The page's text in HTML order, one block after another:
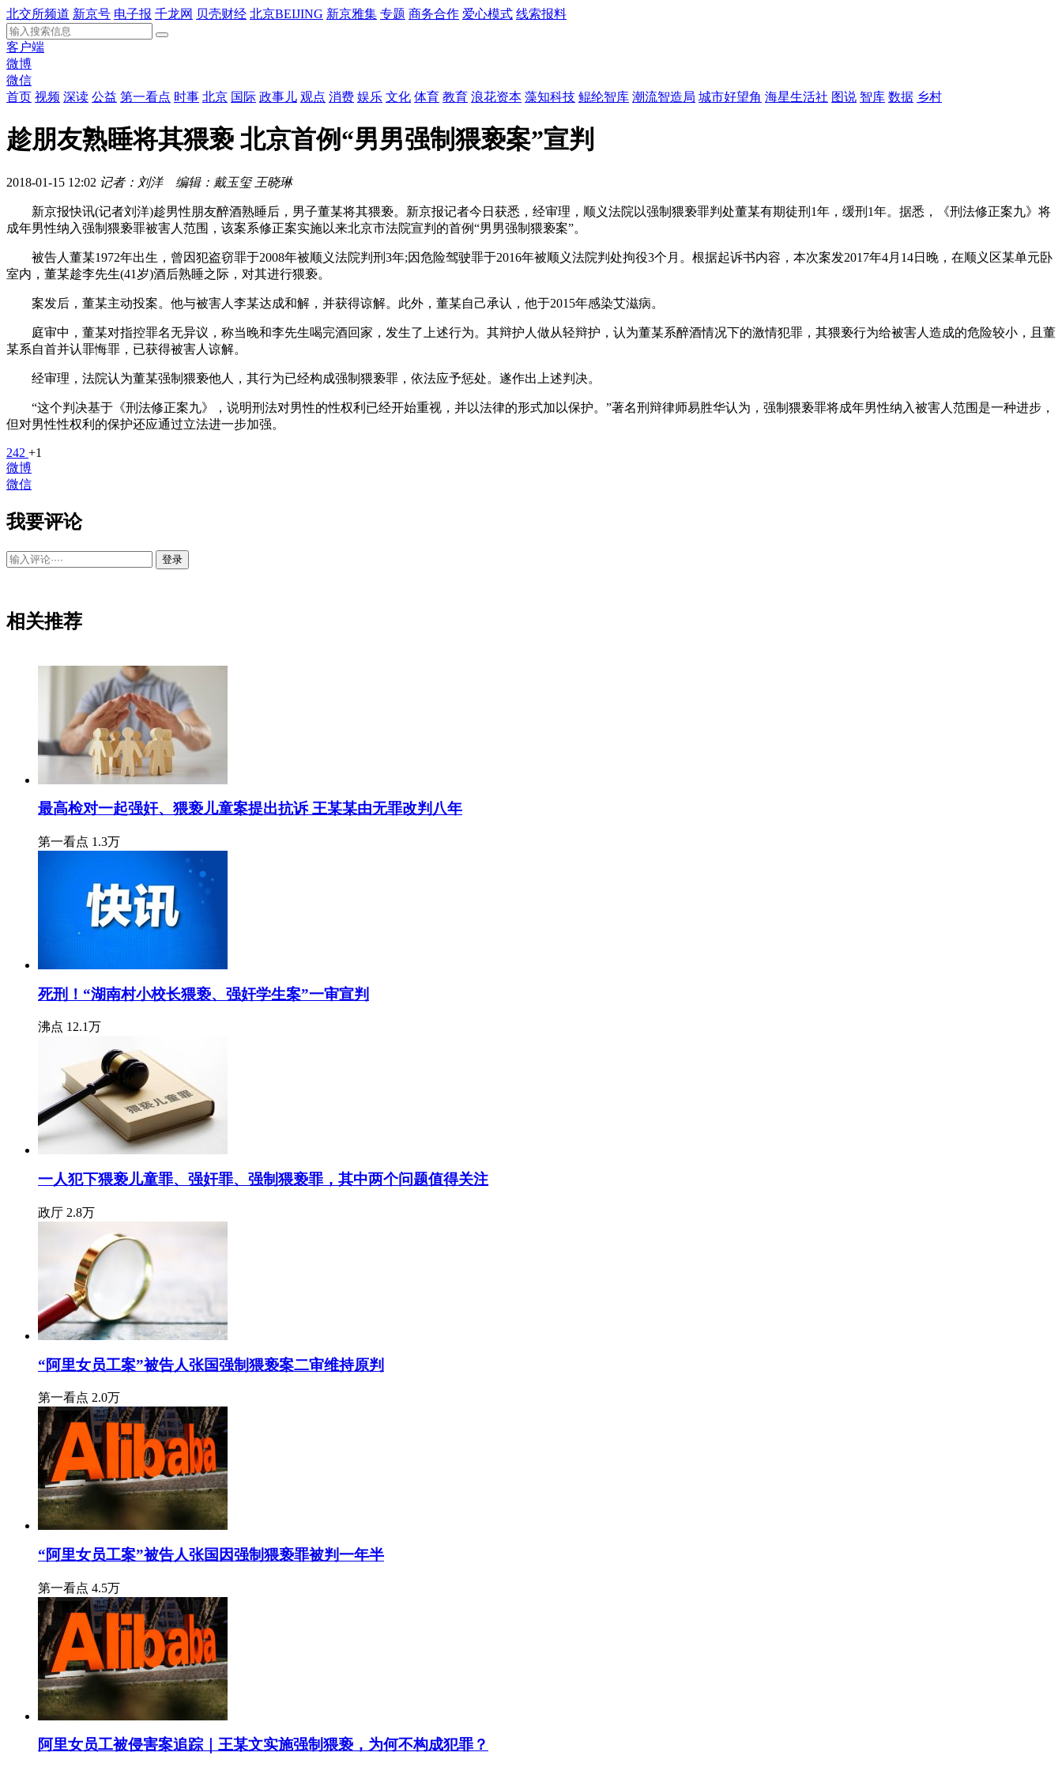
北交所频道 新京号 电子报 千龙网 贝壳财经 北京BEIJING 新京雅集 专题 商务合作 爱心模式 线索报料
客户端
微博
微信
首页 视频 深读 公益 第一看点 时事 北京 国际 政事儿 观点 消费 娱乐 文化 体育 教育 浪花资本 藻知科技 鲲纶智库 潮流智造局 城市好望角 海星生活社 图说 智库 数据 乡村
趁朋友熟睡将其猥亵 北京首例“男男强制猥亵案”宣判
2018-01-15 12:02 记者：刘洋 编辑：戴玉玺 王晓琳
新京报快讯(记者刘洋)趁男性朋友醉酒熟睡后，男子董某将其猥亵。新京报记者今日获悉，经审理，顺义法院以强制猥亵罪判处董某有期徒刑1年，缓刑1年。据悉，《刑法修正案九》将
成年男性纳入强制猥亵罪被害人范围，该案系修正案实施以来北京市法院宣判的首例“男男强制猥亵案”。
被告人董某1972年出生，曾因犯盗窃罪于2008年被顺义法院判刑3年;因危险驾驶罪于2016年被顺义法院判处拘役3个月。根据起诉书内容，本次案发2017年4月14日晚，在顺义区某单元卧
室内，董某趁李先生(41岁)酒后熟睡之际，对其进行猥亵。
案发后，董某主动投案。他与被害人李某达成和解，并获得谅解。此外，董某自己承认，他于2015年感染艾滋病。
庭审中，董某对指控罪名无异议，称当晚和李先生喝完酒回家，发生了上述行为。其辩护人做从轻辩护，认为董某系醉酒情况下的激情犯罪，其猥亵行为给被害人造成的危险较小，且董
某系自首并认罪悔罪，已获得被害人谅解。
经审理，法院认为董某强制猥亵他人，其行为已经构成强制猥亵罪，依法应予惩处。遂作出上述判决。
“这个判决基于《刑法修正案九》，说明刑法对男性的性权利已经开始重视，并以法律的形式加以保护。”著名刑辩律师易胜华认为，强制猥亵罪将成年男性纳入被害人范围是一种进步，
但对男性性权利的保护还应通过立法进一步加强。
242 +1
微博
微信
我要评论
登录
相关推荐
最高检对一起强奸、猥亵儿童案提出抗诉 王某某由无罪改判八年
第一看点 1.3万
死刑！“湖南村小校长猥亵、强奸学生案”一审宣判
沸点 12.1万
一人犯下猥亵儿童罪、强奸罪、强制猥亵罪，其中两个问题值得关注
政厅 2.8万
“阿里女员工案”被告人张国强制猥亵案二审维持原判
第一看点 2.0万
“阿里女员工案”被告人张国因强制猥亵罪被判一年半
第一看点 4.5万
阿里女员工被侵害案追踪｜王某文实施强制猥亵，为何不构成犯罪？